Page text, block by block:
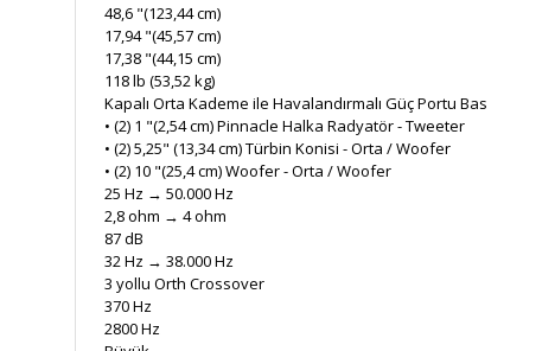
48,6 "(123,44 cm)
17,94 "(45,57 cm)
17,38 "(44,15 cm)
118 lb (53,52 kg)
Kapalı Orta Kademe ile Havalandırmalı Güç Portu Bas
• (2) 1 "(2,54 cm) Pinnacle Halka Radyatör - Tweeter
• (2) 5,25" (13,34 cm) Türbin Konisi - Orta / Woofer
• (2) 10 "(25,4 cm) Woofer - Orta / Woofer
25 Hz → 50.000 Hz
2,8 ohm → 4 ohm
87 dB
32 Hz → 38.000 Hz
3 yollu Orth Crossover
370 Hz
2800 Hz